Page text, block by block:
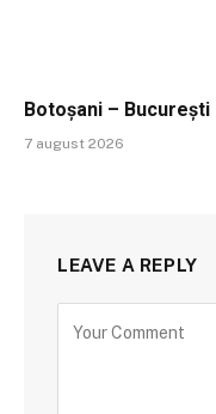
Botoșani – București
7 august 2026
LEAVE A REPLY